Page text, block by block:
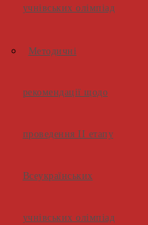
учнівських олімпіад
Методичні
рекомендації щодо
проведення ІІ етапу
Всеукраїнських
учнівських олімпіад